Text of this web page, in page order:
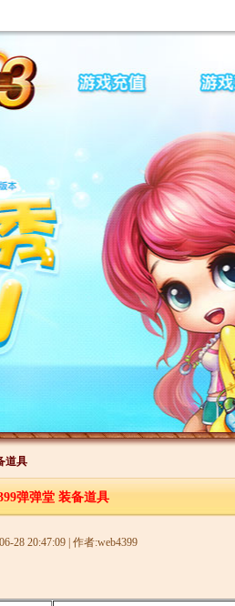
道具
弹弹堂 装备道具
28 20:47:09 | 作者:web4399